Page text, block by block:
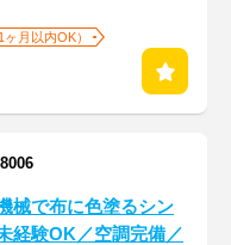
月以内OK）
械で布に色塗るシン
経験OK／空調完備／